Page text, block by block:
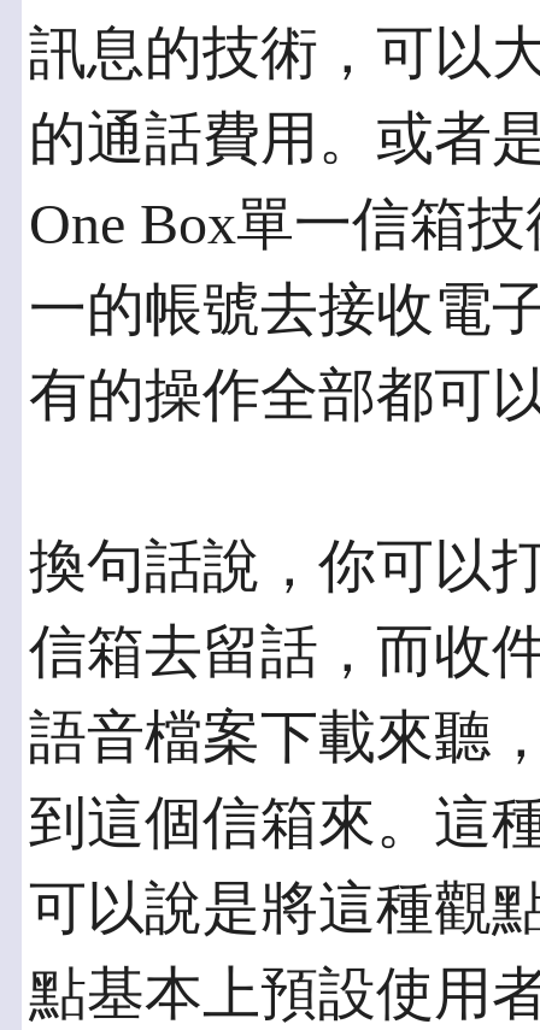
訊息的技術，可以
的通話費用。或者
One Box單一信箱
一的帳號去接收電
有的操作全部都可
換句話說，你可以
信箱去留話，而收
語音檔案下載來聽
到這個信箱來。這
可以說是將這種觀
點基本上預設使用